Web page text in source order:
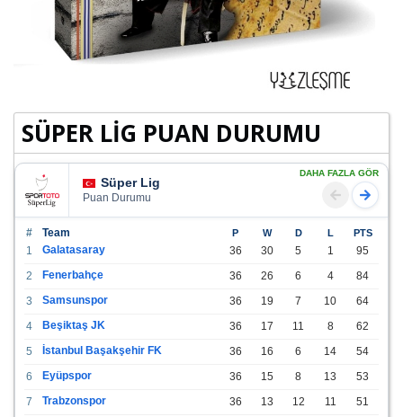
SÜPER LİG PUAN DURUMU
Süper Lig
Puan Durumu
DAHA FAZLA GÖR
# Team P W D L PTS
1 Galatasaray 36 30 5 1
95
2
Fenerbahçe 36 26 6 4
84
3
Samsunspor 36 19 7 10
64
4
Beşiktaş JK 36 17 11 8
62
5
İstanbul Başakşehir FK 36 16 6 14
54
6
Eyüpspor 36 15 8 13
53
7
Trabzonspor 36 13 12 11 51